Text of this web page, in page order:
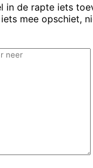
in de rapte iets
mee opschiet,